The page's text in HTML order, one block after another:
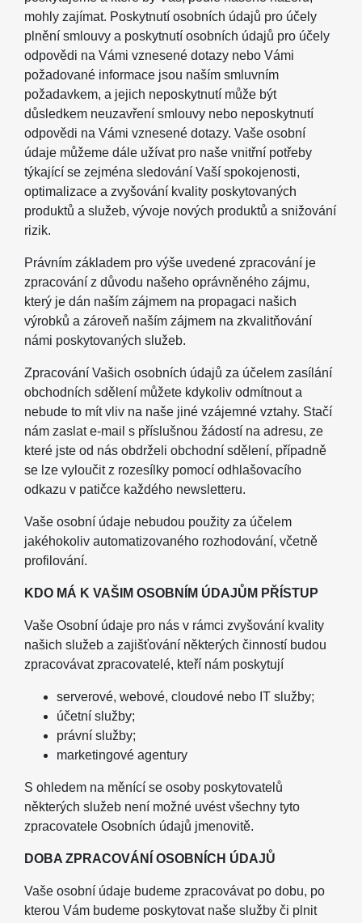
mohly zajímat. Poskytnutí osobních údajů pro účely
plnění smlouvy a poskytnutí osobních údajů pro účely
odpovědi na Vámi vznesené dotazy nebo Vámi
požadované informace jsou naším smluvním
požadavkem, a jejich neposkytnutí může být
důsledkem neuzavření smlouvy nebo neposkytnutí
odpovědi na Vámi vznesené dotazy. Vaše osobní
údaje můžeme dále užívat pro naše vnitřní potřeby
týkající se zejména sledování Vaší spokojenosti,
optimalizace a zvyšování kvality poskytovaných
produktů a služeb, vývoje nových produktů a snižování
rizik.
Právním základem pro výše uvedené zpracování je
zpracování z důvodu našeho oprávněného zájmu,
který je dán naším zájmem na propagaci našich
výrobků a zároveň naším zájmem na zkvalitňování
námi poskytovaných služeb.
Zpracování Vašich osobních údajů za účelem zasílání
obchodních sdělení můžete kdykoliv odmítnout a
nebude to mít vliv na naše jiné vzájemné vztahy. Stačí
nám zaslat e-mail s příslušnou žádostí na adresu, ze
které jste od nás obdrželi obchodní sdělení, případně
se lze vyloučit z rozesílky pomocí odhlašovacího
odkazu v patičce každého newsletteru.
Vaše osobní údaje nebudou použity za účelem
jakéhokoliv automatizovaného rozhodování, včetně
profilování.
KDO MÁ K VAŠIM OSOBNÍM ÚDAJŮM PŘÍSTUP
Vaše Osobní údaje pro nás v rámci zvyšování kvality
našich služeb a zajišťování některých činností budou
zpracovávat zpracovatelé, kteří nám poskytují
serverové, webové, cloudové nebo IT služby;
účetní služby;
právní služby;
marketingové agentury
S ohledem na měnící se osoby poskytovatelů
některých služeb není možné uvést všechny tyto
zpracovatele Osobních údajů jmenovitě.
DOBA ZPRACOVÁNÍ OSOBNÍCH ÚDAJŮ
Vaše osobní údaje budeme zpracovávat po dobu, po
kterou Vám budeme poskytovat naše služby či plnit